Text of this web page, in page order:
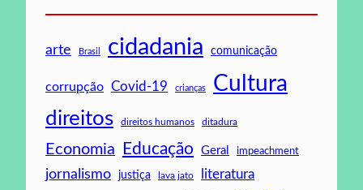
arte Brasil cidadania comunicação
corrupção Covid-19 crianças Cultura
direitos direitos humanos ditadura
Economia Educação Geral impeachment
jornalismo justiça lava jato literatura